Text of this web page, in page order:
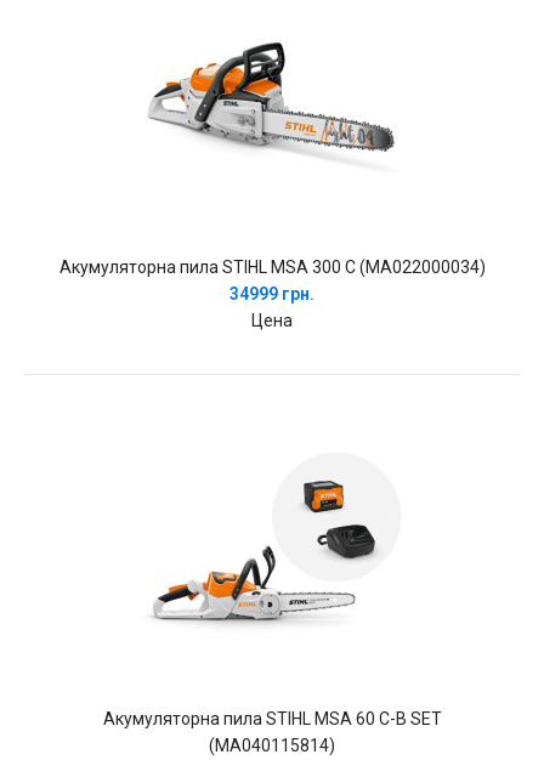
Акумуляторна пила STIHL MSA 300 C (MA022000034)
34999 грн.
Цена
Акумуляторна пила STIHL MSA 60 C-B SET
(MA040115814)